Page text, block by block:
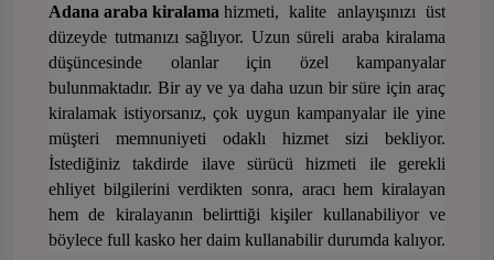
Adana araba kiralama hizmeti, kalite anlayışınızı üst
düzeyde tutmanızı sağlıyor. Uzun süreli araba kiralama
düşüncesinde olanlar için özel kampanyalar
bulunmaktadır. Bir ay ve ya daha uzun bir süre için araç
kiralamak istiyorsanız, çok uygun kampanyalar ile yine
müşteri memnuniyeti odaklı hizmet sizi bekliyor.
İstediğiniz takdirde ilave sürücü hizmeti ile gerekli
ehliyet bilgilerini verdikten sonra, aracı hem kiralayan
hem de kiralayanın belirttiği kişiler kullanabiliyor ve
böylece full kasko her daim kullanabilir durumda kalıyor.